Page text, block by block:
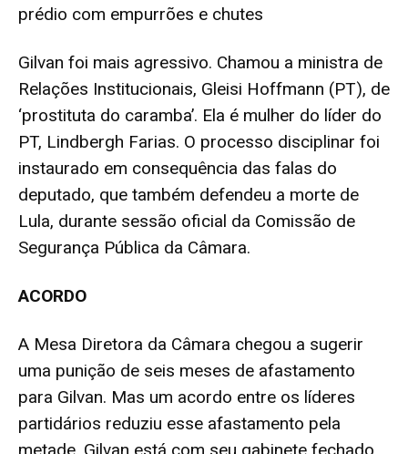
prédio com empurrões e chutes
Gilvan foi mais agressivo. Chamou a ministra de
Relações Institucionais, Gleisi Hoffmann (PT), de
‘prostituta do caramba’. Ela é mulher do líder do
PT, Lindbergh Farias. O processo disciplinar foi
instaurado em consequência das falas do
deputado, que também defendeu a morte de
Lula, durante sessão oficial da Comissão de
Segurança Pública da Câmara.
ACORDO
A Mesa Diretora da Câmara chegou a sugerir
uma punição de seis meses de afastamento
para Gilvan. Mas um acordo entre os líderes
partidários reduziu esse afastamento pela